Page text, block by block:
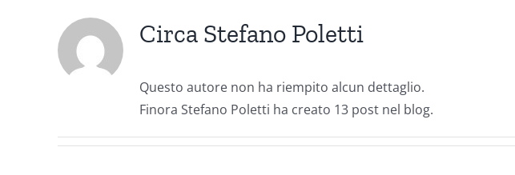
Circa Stefano Poletti
Questo autore non ha riempito alcun dettaglio.
Finora Stefano Poletti ha creato 13 post nel blog.